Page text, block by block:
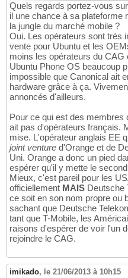
Quels regards portez-vous
il une chance à sa plateforme
la jungle du marché mobile ?
Oui. Les opérateurs sont très
vente pour Ubuntu et les
moins les opérateurs du
Ubuntu Phone OS beaucoup
impossible que Canonical ait
hardware grâce à ça.
annoncés d'ailleurs.
Pour ce qui est des
ait pas d'opérateurs français.
mise. L'opérateur anglais EE
joint venture d'Orange et de
Uni. Orange a donc un pied
espérer qu'il y mette le
Mieux, c'est pareil pour les
officiellement MAIS Deutsche
ce soit en son nom propre ou
sachant que Deutsche
tant que T-Mobile, les
raisons d'espérer de voir l'un
rejoindre le CAG.
imikado, le 21/06/2013 à 10h15